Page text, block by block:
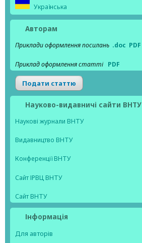
Українська
Авторам
Приклади оформлення посилань .doc PDF
Приклад оформлення статті PDF
Подати статтю
Науково-видавничі сайти ВНТУ
Наукові журнали ВНТУ
Видавництво ВНТУ
Конференції ВНТУ
Сайт ІРВЦ ВНТУ
Сайт ВНТУ
Інформація
Для авторів